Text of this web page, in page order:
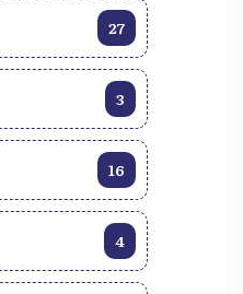
27
3
16
4